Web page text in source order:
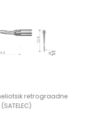
retrograadne
(SATELEC)